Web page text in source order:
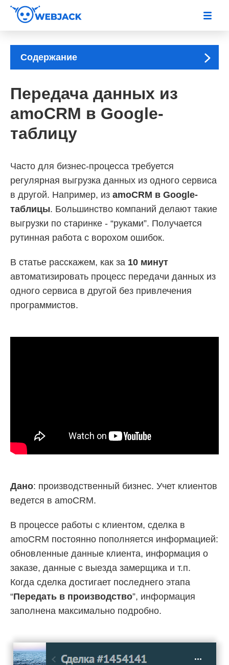
Содержание
Передача данных из
amoCRM в Google-
таблицу
Часто для бизнес-процесса требуется
регулярная выгрузка данных из одного сервиса
в другой. Например, из amoCRM в Google-
таблицы. Большинство компаний делают такие
выгрузки по старинке - “руками”. Получается
рутинная работа с ворохом ошибок.
В статье расскажем, как за 10 минут
автоматизировать процесс передачи данных из
одного сервиса в другой без привлечения
программистов.
Дано: производственный бизнес. Учет клиентов
ведется в amoCRM.
В процессе работы с клиентом, сделка в
amoCRM постоянно пополняется информацией:
обновленные данные клиента, информация о
заказе, данные с выезда замерщика и т.п.
Когда сделка достигает последнего этапа
“Передать в производство”, информация
заполнена максимально подробно.